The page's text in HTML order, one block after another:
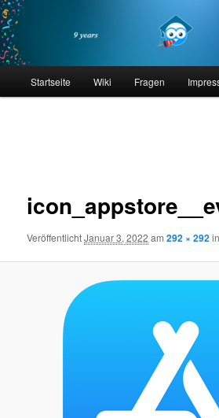
Zum
primären
Inhalt
springenphilocast
Startseite Wiki Fragen
VeröffentlichtJanuar 3, 2022 am292 × 292in